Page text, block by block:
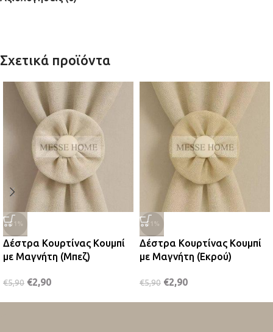
Σχετικά προϊόντα
-51%
Δέστρα Κουρτίνας Κουμπί
με Μαγνήτη (Μπεζ)
€5,90 €2,90
-51%
Δέστρα Κουρτίνας Κουμπί
με Μαγνήτη (Εκρού)
€5,90 €2,90